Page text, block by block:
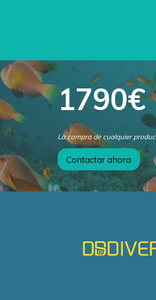
1790€
La compra de cualquier
Contactar ahora